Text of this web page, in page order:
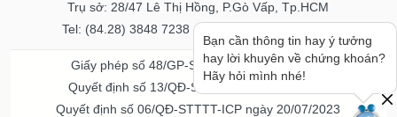
Trụ sở: 28/47 Lê Thị Hồng, P.Gò Vấp, Tp.HCM
Tel: (84.28) 3848 7238 - Fax: (84.28) 3848 7237
Giấy phép số 48/GP-STTTT ngày 04/11/2016
Quyết định số 13/QĐ-STTTT ngày 02/11/2017
Quyết định số 06/QĐ-STTTT-ICP ngày 20/07/2023
Bạn cần thông tin hay ý tưởng
hay lời khuyên về chứng khoán?
Hãy hỏi mình nhé!